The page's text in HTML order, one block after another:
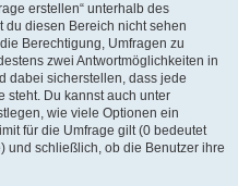
erstellen“ unterhalb des
du diesen Bereich nicht sehen
Berechtigung, Umfragen zu
zwei Antwortmöglichkeiten in
dabei sicherstellen, dass jede
steht. Du kannst auch unter
wie viele Optionen ein
für die Umfrage gilt (0 bedeutet
und schließlich, ob die Benutzer ihre